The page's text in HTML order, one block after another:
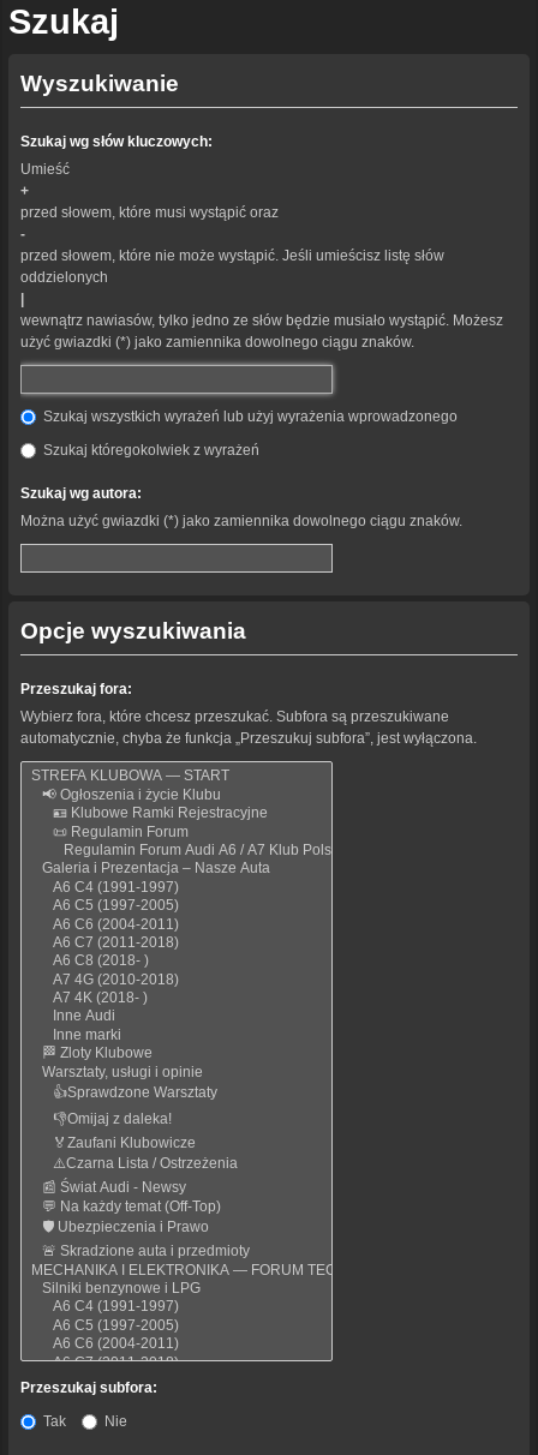
Szukaj
Wyszukiwanie
Szukaj wg słów kluczowych:
Umieść
+
przed słowem, które musi wystąpić oraz
-
przed słowem, które nie może wystąpić. Jeśli umieścisz listę słów
oddzielonych
wewnątrz nawiasów, tylko jedno ze słów będzie musiało wystąpić. Możesz
użyć gwiazdki (*) jako zamiennika dowolnego ciągu znaków.
Szukaj wszystkich wyrażeń lub użyj wyrażenia wprowadzonego
Szukaj któregokolwiek z wyrażeń
Szukaj wg autora:
Można użyć gwiazdki (*) jako zamiennika dowolnego ciągu znaków.
Opcje wyszukiwania
Przeszukaj fora:
Wybierz fora, które chcesz przeszukać. Subfora są przeszukiwane
automatycznie, chyba że funkcja „Przeszukuj subfora”, jest wyłączona.
Przeszukaj subfora:
Tak
Nie